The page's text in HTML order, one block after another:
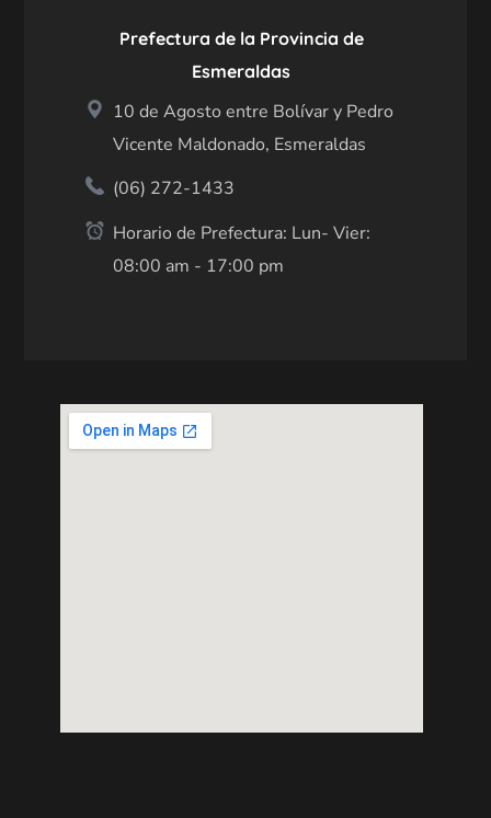
Prefectura de la Provincia de
Esmeraldas
10 de Agosto entre Bolívar y Pedro
Vicente Maldonado, Esmeraldas
(06) 272-1433
Horario de Prefectura: Lun- Vier:
08:00 am - 17:00 pm